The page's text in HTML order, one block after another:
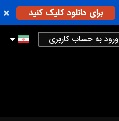
برای دانلود کلیک کنید
ورود به حساب کاربری